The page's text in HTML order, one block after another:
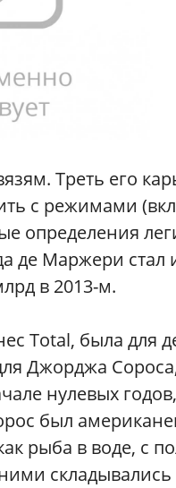
Треть его
с режимами
определения
де Маржери
в 2013-м.
Total, была для
Джорджа
нулевых
был
рыба в воде, с
складывались